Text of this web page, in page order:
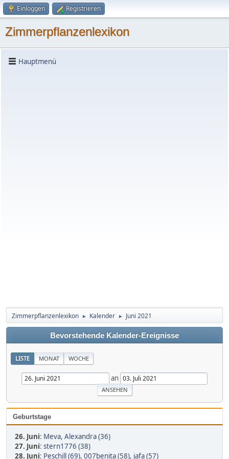
Einloggen Registrieren
Zimmerpflanzenlexikon
Hauptmenü
Zimmerpflanzenlexikon ► Kalender ► Juni 2021
Bevorstehende Kalender-Ereignisse
LISTE MONAT WOCHE
an
Geburtstage
26. Juni: Meva, Alexandra (36)
27. Juni: stern1776 (38)
28. Juni: Peschill (69), 007benita (58), jafa (57)